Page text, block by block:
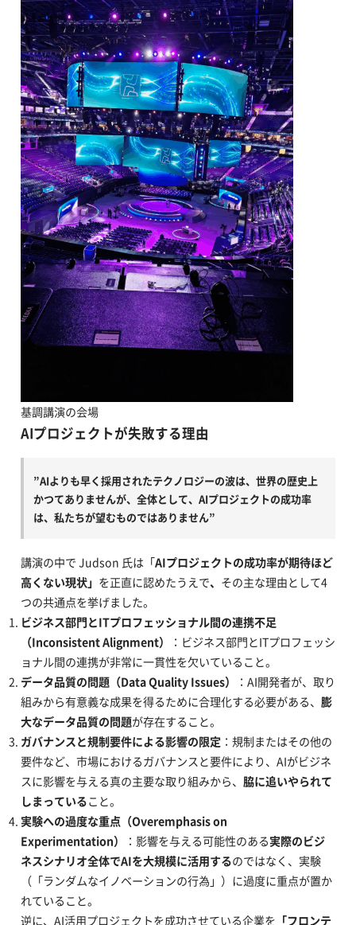
基調講演の会場
AIプロジェクトが失敗する理由
”AIよりも早く採用されたテクノロジーの波は、世界の歴史上
かつてありませんが、全体として、AIプロジェクトの成功率
は、私たちが望むものではありません”
講演の中で Judson 氏は「AIプロジェクトの成功率が期待ほど
高くない現状」 を正直に認めたうえで、 その主な理由として4
つの共通点を挙げました。
ビジネス部門とITプロフェッショナル間の連携不足
（Inconsistent Alignment）
：ビジネス部門とITプロフェッシ
ョナル間の連携が非常に一貫性を欠いていること。
データ品質の問題（Data Quality Issues）
：AI開発者が、取り
組みから有意義な成果を得るために合理化する必要がある、 膨
大なデータ品質の問題が存在すること。
ガバナンスと規制要件による影響の限定 ：規制またはその他の
要件など、市場におけるガバナンスと要件により、AIがビジネ
スに影響を与える真の主要な取り組みから、 脇に追いやられて
しまっていること。
実験への過度な重点（Overemphasis on
Experimentation）
：影響を与える可能性のある実際のビジ
ネスシナリオ全体でAIを大規模に活用するのではなく、実験
（「ランダムなイノベーションの行為」）に過度に重点が置か
れていること。
逆に、AI活用プロジェクトを成功させている企業を 「フロンテ